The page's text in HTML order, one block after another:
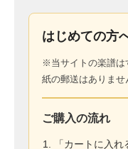
はじめての方
※当サイトの楽譜は
紙の郵送はありませ
ご購入の流れ
「カートに入